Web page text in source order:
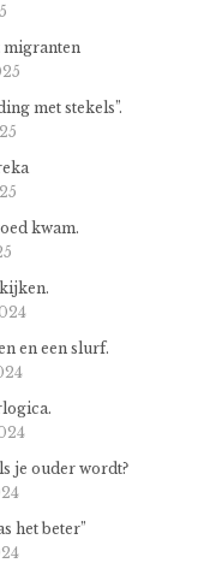
migranten
met stekels”.
kwam.
en een slurf.
je ouder wordt?
het beter”